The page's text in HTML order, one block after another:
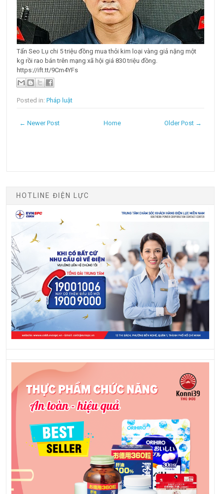
Tẩn Seo Lụ chi 5 triệu đồng mua thỏi kim loại vàng giả nặng một
kg rồi rao bán trên mạng xã hội giá 830 triệu đồng.
https://ift.tt/9Cm4YFs
Posted in:Pháp luật
← Newer Post Older Post →
Home
HOTLINE ĐIỆN LỰC